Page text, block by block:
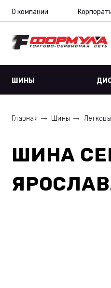
О компании
ШИНЫ
Главная Шины
ШИНА